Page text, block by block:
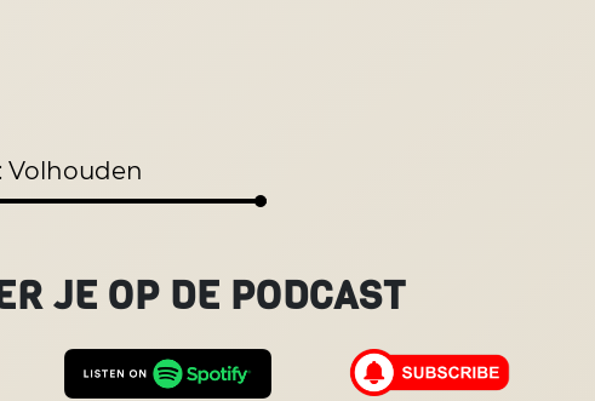
Volhouden
JE OP DE PODCAST